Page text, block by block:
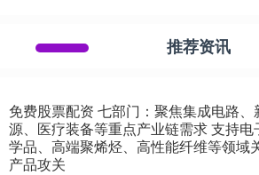
推荐资讯
免费股票配资 七部门：聚焦集成电路、
源、医疗装备等重点产业链需求 支持电
学品、高端聚烯烃、高性能纤维等领域
产品攻关